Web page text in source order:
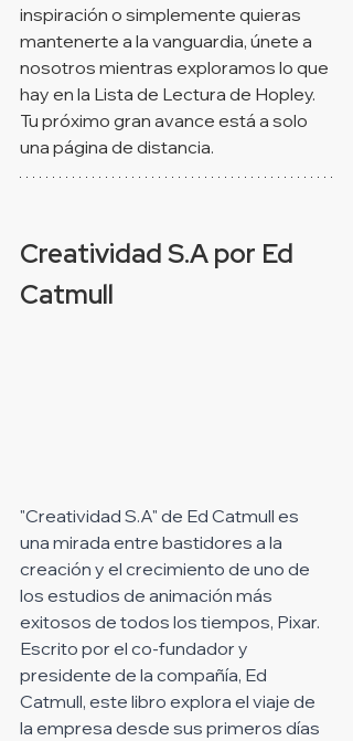
inspiración o simplemente quieras
mantenerte a la vanguardia, únete a
nosotros mientras exploramos lo que
hay en la Lista de Lectura de Hopley.
Tu próximo gran avance está a solo
una página de distancia.
Creatividad S.A por Ed
Catmull
"Creatividad S.A" de Ed Catmull es
una mirada entre bastidores a la
creación y el crecimiento de uno de
los estudios de animación más
exitosos de todos los tiempos, Pixar.
Escrito por el co-fundador y
presidente de la compañía, Ed
Catmull, este libro explora el viaje de
la empresa desde sus primeros días